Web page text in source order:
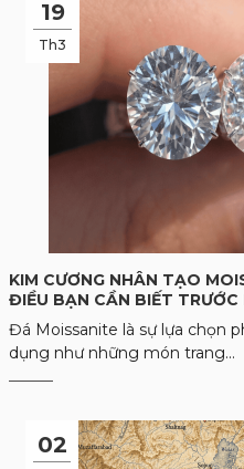
19
Th3
KIM CƯƠNG NHÂN TẠO
ĐIỀU BẠN CẦN BIẾT TRƯỚC
Đá Moissanite là sự lựa chọn
dụng như những món trang...
02